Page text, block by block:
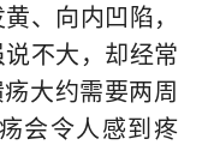
、向内凹陷，
不大，却经常
大约需要两周
会令人感到疼